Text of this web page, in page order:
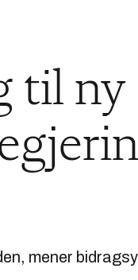
til ny
mener